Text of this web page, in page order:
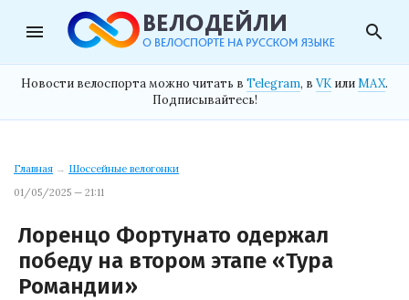
menu search
Новости велоспорта можно читать в Telegram, в VK илиMAX.
Подписывайтесь!
Главная → Шоссейные велогонки
01/05/2025 — 21:11
Лоренцо Фортунато одержал
победу на втором этапе «Тура
Романдии»